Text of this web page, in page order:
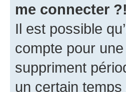
me connecter ?!
Il est possible
compte pour
suppriment
un certain